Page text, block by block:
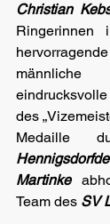
Christian
Ringerinnen
des
Medaille
Martinke
Team des SV